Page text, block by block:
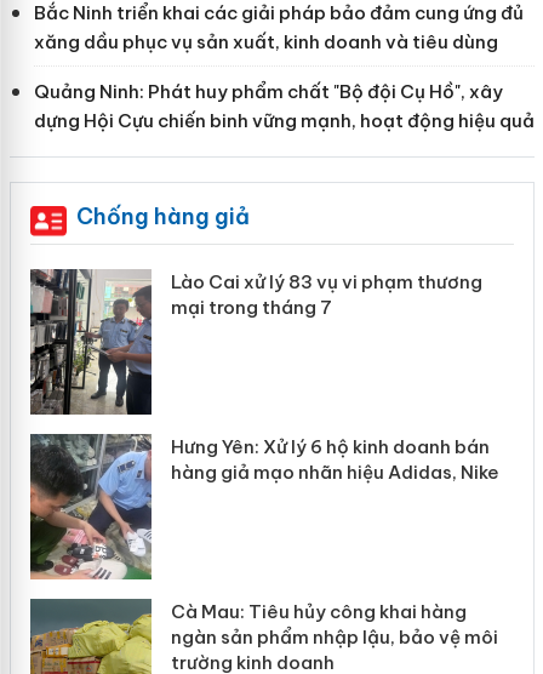
Bắc Ninh triển khai các giải pháp bảo đảm cung ứng đủ
xăng dầu phục vụ sản xuất, kinh doanh và tiêu dùng
Quảng Ninh: Phát huy phẩm chất "Bộ đội Cụ Hồ", xây
dựng Hội Cựu chiến binh vững mạnh, hoạt động hiệu quả
Chống hàng giả
Lào Cai xử lý 83 vụ vi phạm thương
mại trong tháng 7
Hưng Yên: Xử lý 6 hộ kinh doanh bán
hàng giả mạo nhãn hiệu Adidas, Nike
Cà Mau: Tiêu hủy công khai hàng
ngàn sản phẩm nhập lậu, bảo vệ môi
trường kinh doanh